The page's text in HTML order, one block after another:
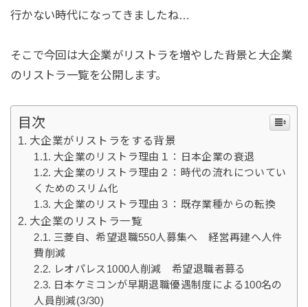
行かない時代になってきましたね…
そこで今回は大企業がリストラを増やした背景と大企業
のリストラ一覧を公開します。
目次
大企業がリストラをする背景
大企業のリストラ理由１：日本企業の衰退
大企業のリストラ理由２：時代の流れについてい
くためのスリム化
大企業のリストラ理由３：既存業種からの転換
大企業のリストラ一覧
三菱自、希望退職550人募集へ 経営再建へ人件
費削減
レオパレス1000人削減 希望退職者募る
日本ケミコンが早期退職優遇制度による100名の
人員削減(3/30)